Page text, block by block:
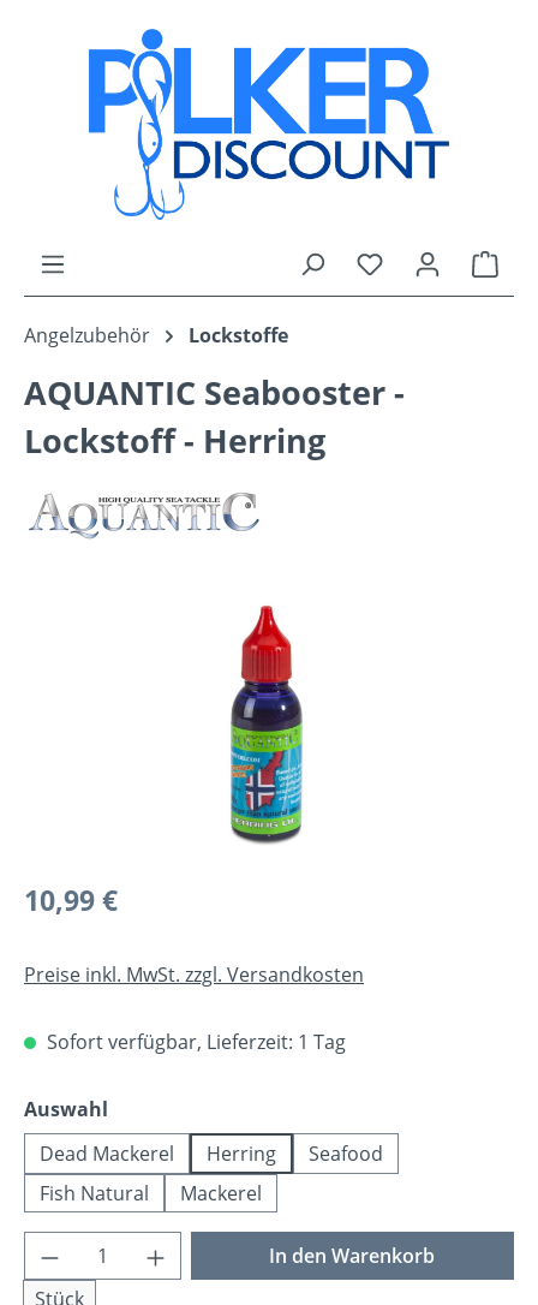
Zum Hauptinhalt springen
Du hast 0
Angelzubehör Lockstoffe
AQUANTIC Seabooster -
Lockstoff - Herring
Bildergalerie überspringen
Regulärer Preis:
10,99 €
Preise inkl. MwSt. zzgl. Versandkosten
Sofort verfügbar, Lieferzeit: 1 Tag
Auswahl
Dead Mackerel
Herring
Seafood
Fish Natural
Mackerel
Produkt Anzahl: Gib den gewünschten
Stück
In den Warenkorb